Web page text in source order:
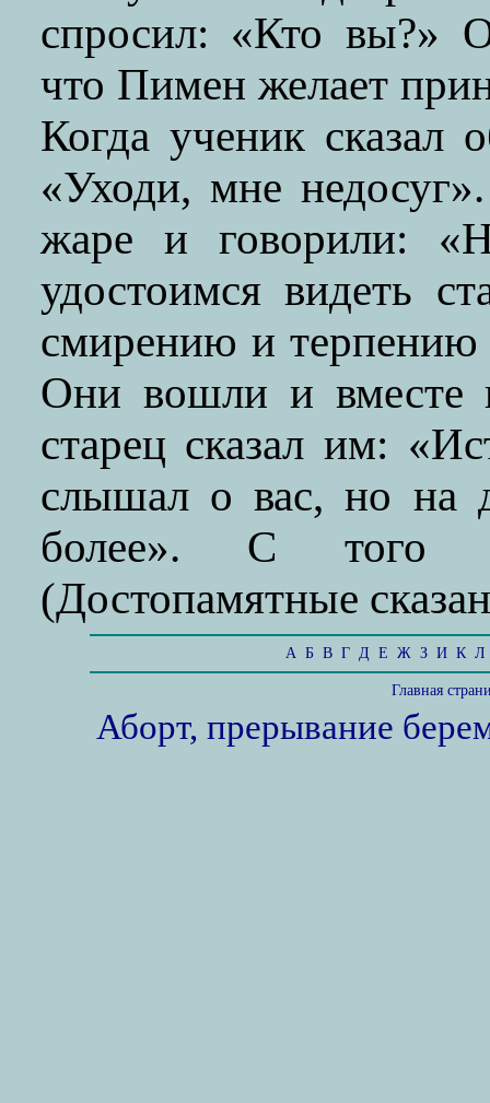
спросил: «Кто вы?»
что Пимен желает
Когда ученик сказал
«Уходи, мне
жаре и говорили:
удостоимся видеть
смирению и
Они вошли и вместе
старец сказал им:
слышал о вас, но на
более». С того
(Достопамятные
А Б В Г Д Е Ж З И К Л
Главная
Аборт, прерывание